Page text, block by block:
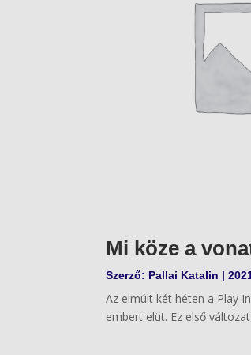
Mi köze a
Szerző: Pallai Katalin |
Az elmúlt két héten a Play
embert elüt. Ez első